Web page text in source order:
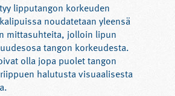
lipputangon korkeuden
noudatetaan yleensä
mittasuhteita, jolloin lipun
tangon korkeudesta.
olla jopa puolet tangon
halutusta visuaalisesta